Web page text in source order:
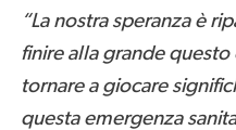
“La nostra speranza è
finire alla grande
tornare a giocare
questa emergenza